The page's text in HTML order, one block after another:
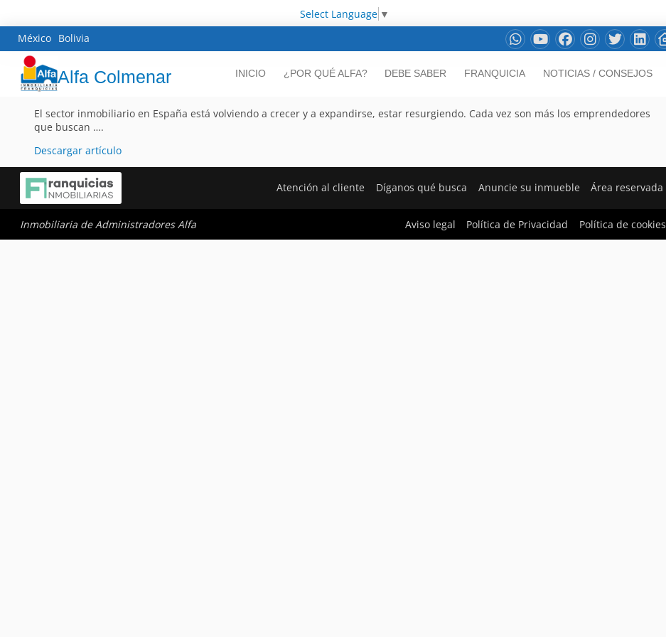
Select Language ▼
México Bolivia
Alfa Colmenar INICIO ¿POR QUÉ ALFA? DEBE SABER FRANQUICIA NOTICIAS / CONSEJOS
El sector inmobiliario en España está volviendo a crecer y a expandirse, estar resurgiendo. Cada vez son más los emprendedores
que buscan ….
Descargar artículo
Atención al cliente Díganos qué busca Anuncie su inmueble Área reservada
Inmobiliaria de Administradores Alfa Aviso legal Política de Privacidad Política de cookies